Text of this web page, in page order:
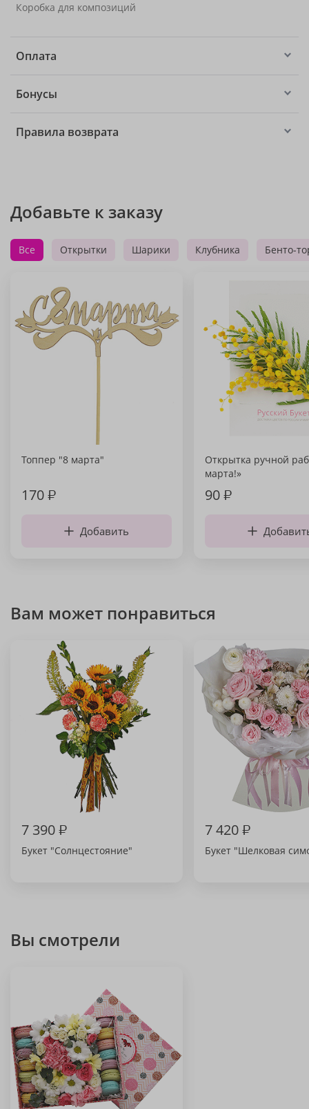
Коробка для композиций
Оплата
Бонусы
Правила возврата
Добавьте к заказу
Все Открытки Шарики Клубника Бенто-
Топпер "8 марта"
170₽
Добавить
Открытка ручной
марта!»
90₽
Вам может понравиться
7 390₽
Букет "Солнцестояние"
7 420₽
Букет "Шелковая
Вы смотрели